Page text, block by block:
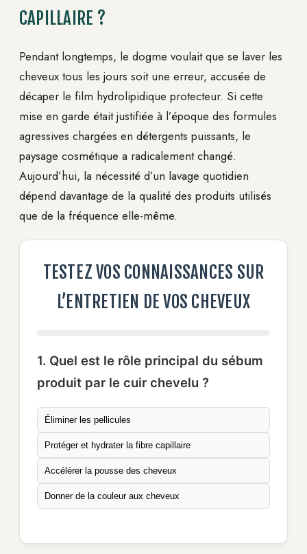
CAPILLAIRE ?
Pendant longtemps, le dogme voulait que se laver les
cheveux tous les jours soit une erreur, accusée de
décaper le film hydrolipidique protecteur. Si cette
mise en garde était justifiée à l’époque des formules
agressives chargées en détergents puissants, le
paysage cosmétique a radicalement changé.
Aujourd’hui, la nécessité d’un lavage quotidien
dépend davantage de la qualité des produits utilisés
que de la fréquence elle-même.
TESTEZ VOS CONNAISSANCES SUR
L’ENTRETIEN DE VOS CHEVEUX
1. Quel est le rôle principal du sébum
produit par le cuir chevelu ?
Éliminer les pellicules
Protéger et hydrater la fibre capillaire
Accélérer la pousse des cheveux
Donner de la couleur aux cheveux